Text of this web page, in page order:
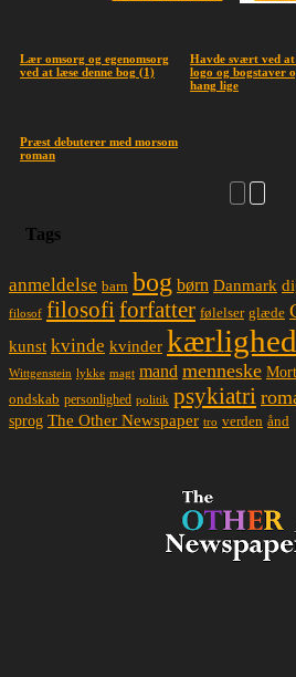
Lær omsorg og egenomsorg
ved at læse denne bog (1)
Havde svært ved
logo og bogstaver
hang lige
Præst debuterer med morsom
roman
Tags
anmeldelse barn bog børn Danmark
filosof filosofi forfatter følelser glæde
kunst kvinde kvinder kærlighed
Wittgenstein lykke magt mand menneske
ondskab personlighed politik psykiatri
sprog The Other Newspaper tro verden ånd